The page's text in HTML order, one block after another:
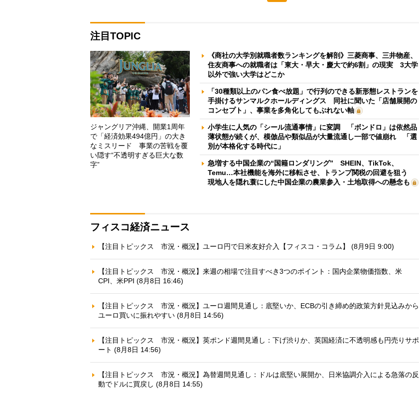
注目TOPIC
ジャングリア沖縄、開業1周年
で「経済効果494億円」の大き
なミスリード 事業の苦戦を覆
い隠す“不透明すぎる巨大な数
字”
《商社の大学別就職者数ランキングを解剖》三菱商事、三井物産、
住友商事への就職者は「東大・早大・慶大で約6割」の現実 3大学
以外で強い大学はどこか
「30種類以上のパン食べ放題」で行列のできる新形態レストランを
手掛けるサンマルクホールディングス 同社に聞いた「店舗展開の
コンセプト」、事業を多角化してもぶれない軸
小学生に人気の「シール流通事情」に変調 「ボンドロ」は依然品
薄状態が続くが、模倣品や類似品が大量流通し一部で値崩れ 「選
別が本格化する時代に」
急増する中国企業の“国籍ロンダリング” SHEIN、TikTok、
Temu…本社機能を海外に移転させ、トランプ関税の回避を狙う
現地人を隠れ蓑にした中国企業の農業参入・土地取得への懸念も
フィスコ経済ニュース
【注目トピックス 市況・概況】ユーロ円で日米友好介入【フィスコ・コラム】 (8月9日 9:00)
【注目トピックス 市況・概況】来週の相場で注目すべき3つのポイント：国内企業物価指数、米
CPI、米PPI (8月8日 16:46)
【注目トピックス 市況・概況】ユーロ週間見通し：底堅いか、ECBの引き締め的政策方針見込みから
ユーロ買いに振れやすい (8月8日 14:56)
【注目トピックス 市況・概況】英ポンド週間見通し：下げ渋りか、英国経済に不透明感も円売りサポ
ート (8月8日 14:56)
【注目トピックス 市況・概況】為替週間見通し：ドルは底堅い展開か、日米協調介入による急落の反
動でドルに買戻し (8月8日 14:55)